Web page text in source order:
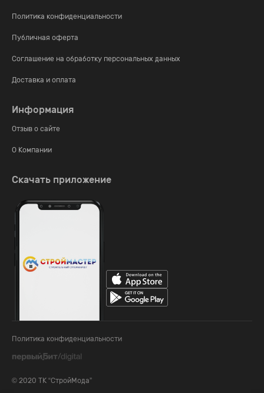
Политика конфиденциальности
Публичная оферта
Соглашение на обработку персональных данных
Доставка и оплата
Информация
Отзыв о сайте
О Компании
Скачать приложение
© 2020 ТК “СтройМода”
Политика конфиденциальности